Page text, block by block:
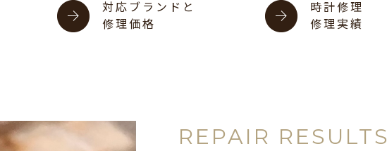
対応ブランドと
修理価格
時計修理
修理実績
REPAIR RESULTS